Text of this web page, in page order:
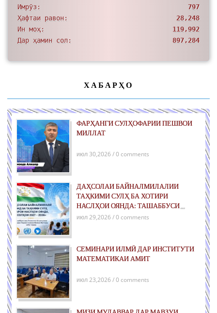
Имрӯз:
797
Ҳафтаи равон:
28,248
Ин моҳ:
119,992
Дар ҳамин сол:
897,284
ХАБАРҲО
ФАРҲАНГИ СУЛҲОФАРИИ ПЕШВОИ
МИЛЛАТ
июл 30,2026 / 0 comments
ДАҲСОЛАИ БАЙНАЛМИЛАЛИИ
ТАҲКИМИ СУЛҲ БА ХОТИРИ
НАСЛҲОИ ОЯНДА: ТАШАББУСИ
ҶАҲОНИИ ҶУМҲУРИИ ТОҶИКИСТОН
июл 29,2026 / 0 comments
СЕМИНАРИ ИЛМӢ ДАР ИНСТИТУТИ
МАТЕМАТИКАИ АМИТ
июл 23,2026 / 0 comments